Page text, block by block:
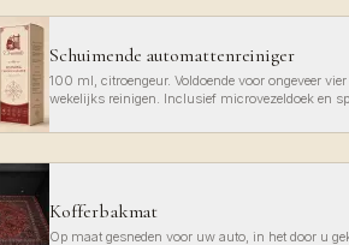
Schuimende automattenreiniger
100 ml, citroengeur. Voldoende voor ongeveer
wekelijks reinigen. Inclusief microvezeldoek en
Kofferbakmat
Op maat gesneden voor uw auto, in het door u